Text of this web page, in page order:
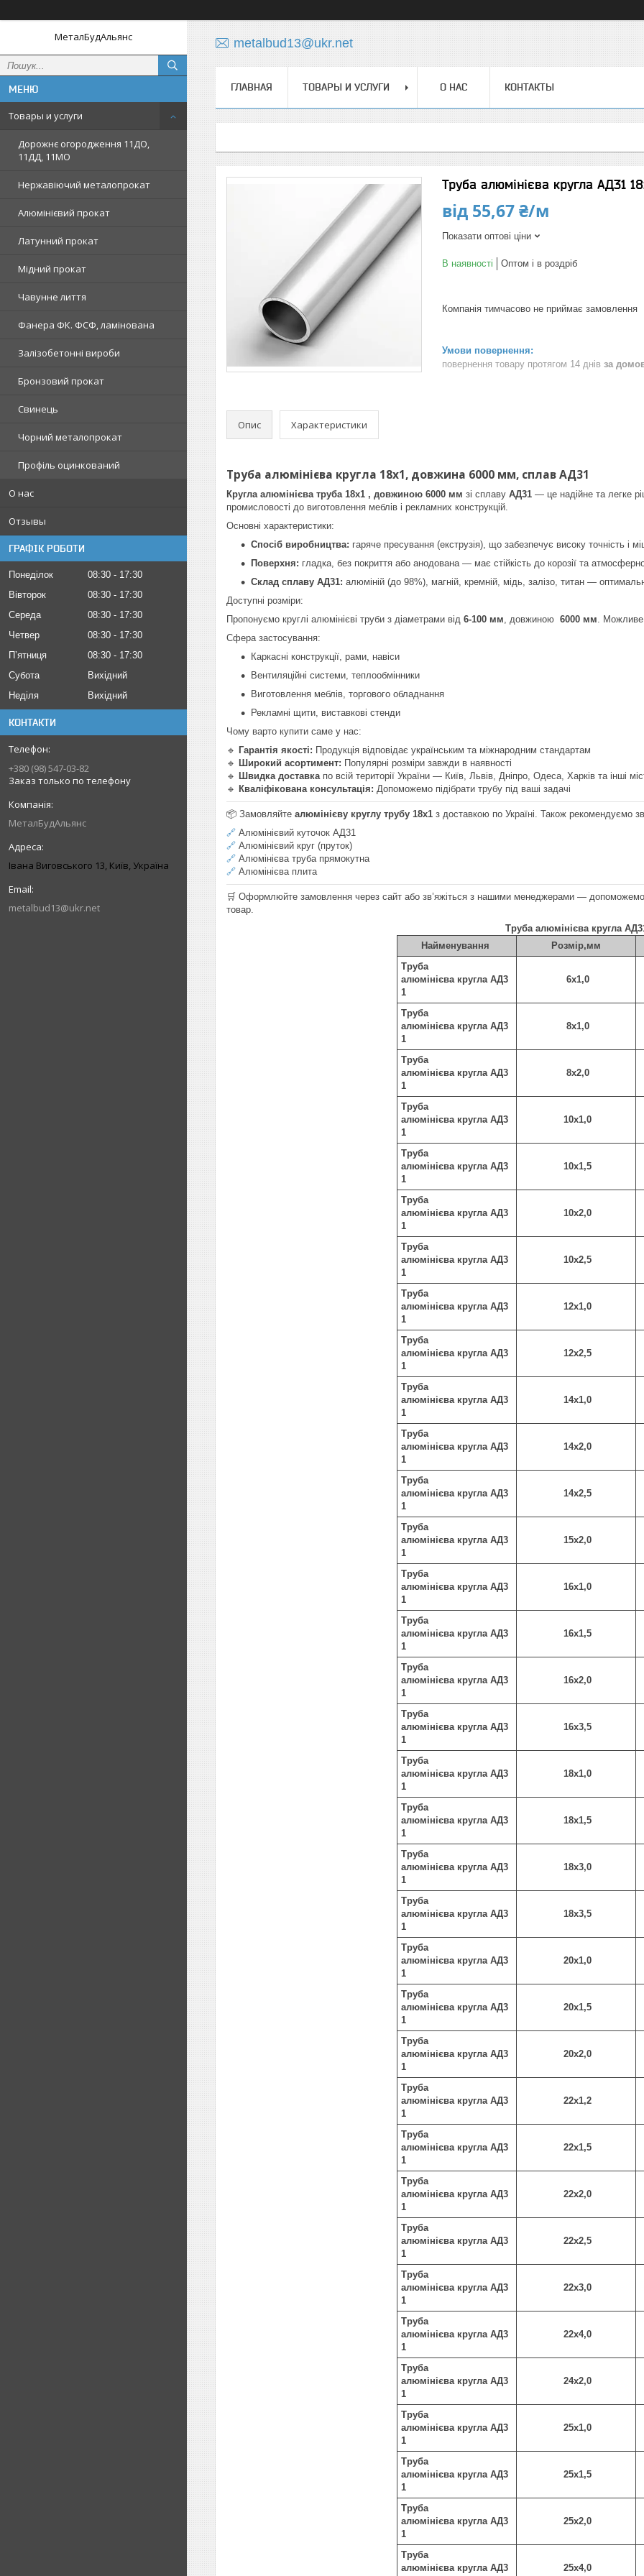
МеталБудАльянс
Товары и услуги
Дорожнє огородження 11ДО,
11ДД, 11МО
Нержавіючий металопрокат
Алюмінієвий прокат
Латунний прокат
Мідний прокат
Чавунне лиття
Фанера ФК. ФСФ, ламінована
Залізобетонні вироби
Бронзовий прокат
Свинець
Чорний металопрокат
Профіль оцинкований
О нас
Отзывы
ГРАФІК РОБОТИ
Понеділок 08:30
17:30
Вівторок
08:30
17:30
Середа
08:30
17:30
Четвер
08:30
17:30
Пʼятниця
08:30
17:30
Субота
Вихідний
Неділя
Вихідний
КОНТАКТИ
+380 (98) 547-03-82
Заказ только по телефону
МеталБудАльянс
Івана Виговського 13, Київ, Україна
metalbud13@ukr.net
metalbud13@ukr.net
ГЛАВНАЯ ТОВАРЫ И УСЛУГИ О НАС КОНТАКТЫ
Труба алюмінієва кругла АД31
від 55,67 ₴/м
Показати оптові ціни
В наявності Оптом і в роздріб
Компанія тимчасово не приймає замовлення
повернення товару протягом 14 днів за
Опис Характеристики
Труба алюмінієва кругла 18х1, довжина 6000 мм, сплав АД31
Кругла алюмінієва труба 18х1 , довжиною 6000 мм зі сплаву АД31 — це надійне та легке
промисловості до виготовлення меблів і рекламних конструкцій.
Основні характеристики:
Спосіб виробництва: гаряче пресування (екструзія), що забезпечує високу точність і
Поверхня: гладка, без покриття або анодована — має стійкість до корозії та
Склад сплаву АД31: алюміній (до 98%), магній, кремній, мідь, залізо, титан —
Доступні розміри:
Пропонуємо круглі алюмінієві труби з діаметрами від 6-100 мм, довжиною 6000 мм. Можливе
Сфера застосування:
Каркасні конструкції, рами, навіси
Вентиляційні системи, теплообмінники
Виготовлення меблів, торгового обладнання
Рекламні щити, виставкові стенди
Чому варто купити саме у нас:
🔹 Гарантія якості: Продукція відповідає українським та міжнародним стандартам
🔹 Широкий асортимент: Популярні розміри завжди в наявності
🔹 Швидка доставкапо всій території України — Київ, Львів, Дніпро, Одеса, Харків та інші
🔹 Кваліфікована консультація: Допоможемо підібрати трубу під ваші задачі
📦 Замовляйте алюмінієву круглу трубу 18х1 з доставкою по Україні. Також рекомендуємо
🔗 Алюмінієвий куточок АД31
🔗 Алюмінієвий круг (пруток)
🔗 Алюмінієва труба прямокутна
🔗 Алюмінієва плита
🛒 Оформлюйте замовлення через сайт або зв’яжіться з нашими менеджерами —
товар.
Труба алюмінієва кругла
Найменування
Розмір,мм
Труба
алюмінієва кругла АД3
1
6х1,0
Труба
алюмінієва кругла АД3
1
8х1,0
Труба
алюмінієва кругла АД3
1
8х2,0
Труба
алюмінієва кругла АД3
1
10х1,0
Труба
алюмінієва кругла АД3
1
10х1,5
Труба
алюмінієва кругла АД3
1
10х2,0
Труба
алюмінієва кругла АД3
1
10х2,5
Труба
алюмінієва кругла АД3
1
12х1,0
Труба
алюмінієва кругла АД3
1
12х2,5
Труба
алюмінієва кругла АД3
1
14х1,0
Труба
алюмінієва кругла АД3
1
14х2,0
Труба
алюмінієва кругла АД3
1
14х2,5
Труба
алюмінієва кругла АД3
1
15х2,0
Труба
алюмінієва кругла АД3
1
16х1,0
Труба
алюмінієва кругла АД3
1
16х1,5
Труба
алюмінієва кругла АД3
1
16х2,0
Труба
алюмінієва кругла АД3
1
16х3,5
Труба
алюмінієва кругла АД3
1
18х1,0
Труба
алюмінієва кругла АД3
1
18х1,5
Труба
алюмінієва кругла АД3
1
18х3,0
Труба
алюмінієва кругла АД3
1
18х3,5
Труба
алюмінієва кругла АД3
1
20х1,0
Труба
алюмінієва кругла АД3
1
20х1,5
Труба
алюмінієва кругла АД3
1
20х2,0
Труба
алюмінієва кругла АД3
1
22х1,2
Труба
алюмінієва кругла АД3
1
22х1,5
Труба
алюмінієва кругла АД3
1
22х2,0
Труба
алюмінієва кругла АД3
1
22х2,5
Труба
алюмінієва кругла АД3
1
22х3,0
Труба
алюмінієва кругла АД3
1
22х4,0
Труба
алюмінієва кругла АД3
1
24х2,0
Труба
алюмінієва кругла АД3
1
25х1,0
Труба
алюмінієва кругла АД3
1
25х1,5
Труба
алюмінієва кругла АД3
1
25х2,0
Труба
алюмінієва кругла АД3
25х4,0